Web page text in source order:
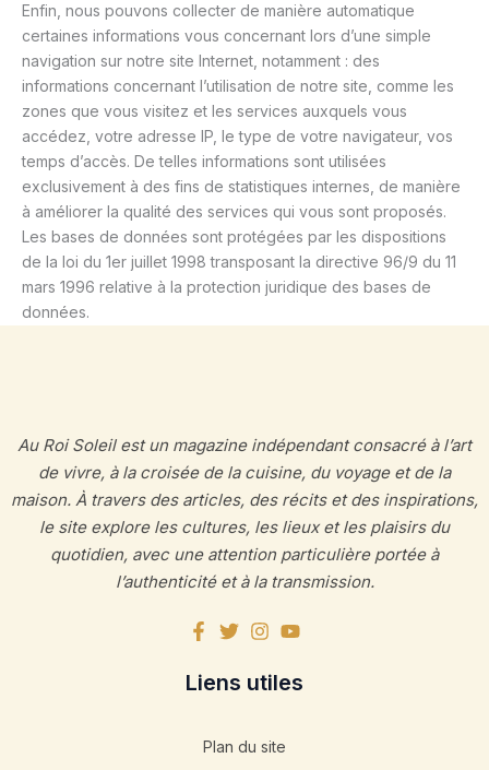
Enfin, nous pouvons collecter de manière automatique
certaines informations vous concernant lors d’une simple
navigation sur notre site Internet, notamment : des
informations concernant l’utilisation de notre site, comme les
zones que vous visitez et les services auxquels vous
accédez, votre adresse IP, le type de votre navigateur, vos
temps d’accès. De telles informations sont utilisées
exclusivement à des fins de statistiques internes, de manière
à améliorer la qualité des services qui vous sont proposés.
Les bases de données sont protégées par les dispositions
de la loi du 1er juillet 1998 transposant la directive 96/9 du 11
mars 1996 relative à la protection juridique des bases de
données.
Au Roi Soleil est un magazine indépendant consacré à l’art
de vivre, à la croisée de la cuisine, du voyage et de la
maison. À travers des articles, des récits et des inspirations,
le site explore les cultures, les lieux et les plaisirs du
quotidien, avec une attention particulière portée à
l’authenticité et à la transmission.
Liens utiles
Plan du site